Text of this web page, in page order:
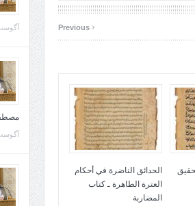
‹
الحدائق الناضرة في أحكام
العترة الطاهرة ـ كتاب
المضاربة
آگوست 28,
آگوست 10,